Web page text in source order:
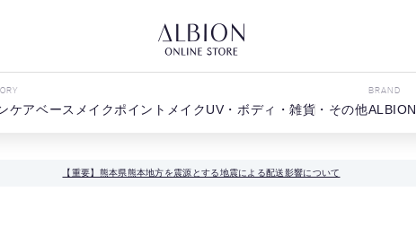
ケアベースメイクポイントメイクUV・ボディ・雑貨・その他
BRAND
ALBION
【重要】熊本県熊本地方を震源とする地震による配送影響について